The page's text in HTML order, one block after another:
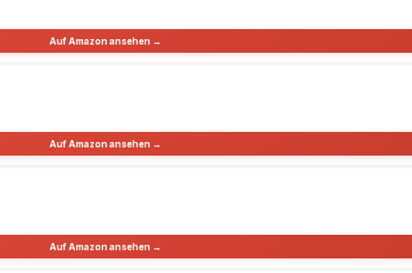
Auf Amazon ansehen →
Auf Amazon ansehen →
Auf Amazon ansehen →